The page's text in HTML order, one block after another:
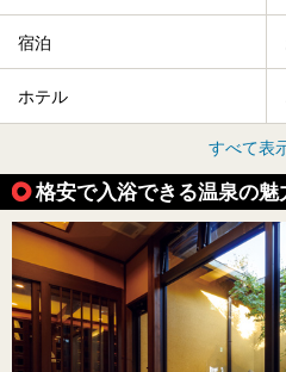
宿泊
ホテル
すべて表
格安で入浴できる温泉の魅